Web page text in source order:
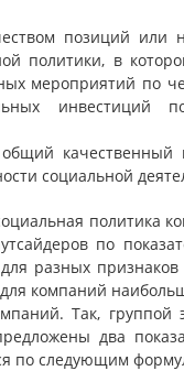
позиций или
политики, в
мероприятий по
инвестиций
качественный
социальной
политика
по
разных
для компаний
Так, группой
два
по следующим